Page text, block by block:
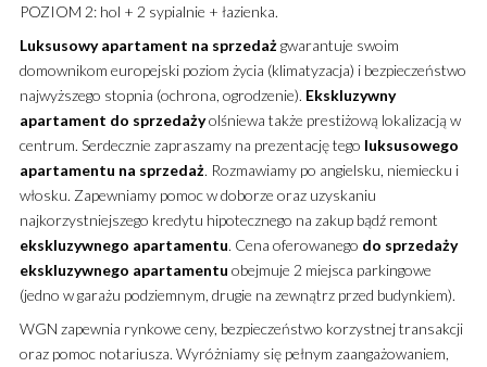
POZIOM 2: hol + 2 sypialnie + łazienka.
Luksusowy apartament na sprzedażgwarantuje swoim
domownikom europejski poziom życia (klimatyzacja) i bezpieczeństwo
najwyższego stopnia (ochrona, ogrodzenie). Ekskluzywny
apartament do sprzedażyolśniewa także prestiżową lokalizacją w
centrum. Serdecznie zapraszamy na prezentację tego luksusowego
apartamentu na sprzedaż. Rozmawiamy po angielsku, niemiecku i
włosku. Zapewniamy pomoc w doborze oraz uzyskaniu
najkorzystniejszego kredytu hipotecznego na zakup bądź remont
ekskluzywnego apartamentu. Cena oferowanego do sprzedaży
ekskluzywnego apartamentu obejmuje 2 miejsca parkingowe
(jedno w garażu podziemnym, drugie na zewnątrz przed budynkiem).
WGN zapewnia rynkowe ceny, bezpieczeństwo korzystnej transakcji
oraz pomoc notariusza. Wyróżniamy się pełnym zaangażowaniem,